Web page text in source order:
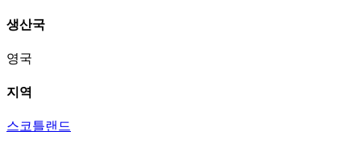
생산국
영국
지역
스코틀랜드